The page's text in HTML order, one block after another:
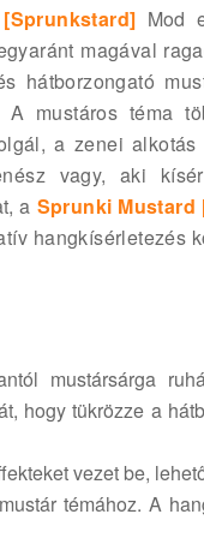
Mod
magával
mustáros téma
a zenei
vagy, aki
a Sprunki
hangkísérletezés
mustársárga
hogy tükrözze a
vezet be,
témához. A